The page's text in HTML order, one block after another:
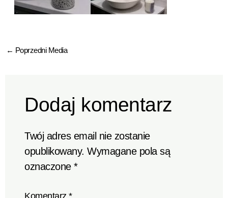
← Poprzedni Media
Dodaj komentarz
Twój adres email nie zostanie
opublikowany. Wymagane pola są
oznaczone*